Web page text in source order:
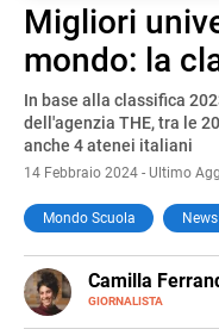
Migliori
mondo: la
In base alla classifica
dell'agenzia THE, tra le
anche 4 atenei italiani
14 Febbraio 2024 - Ultimo
Mondo Scuola News
Camilla
GIORNALISTA
E-
MAIL
LINKEDIN